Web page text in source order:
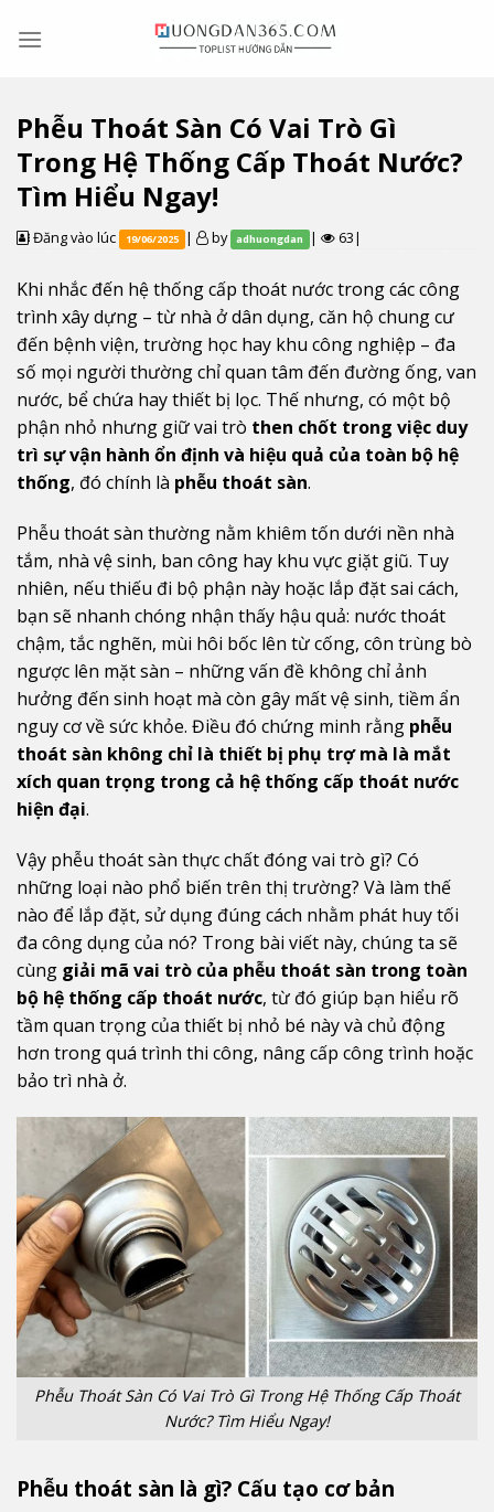
Phễu Thoát Sàn Có Vai Trò Gì
Trong Hệ Thống Cấp Thoát Nước?
Tìm Hiểu Ngay!
Đăng vào lúc 19/06/2025 | by adhuongdan | 63|
Khi nhắc đến hệ thống cấp thoát nước trong các công
trình xây dựng – từ nhà ở dân dụng, căn hộ chung cư
đến bệnh viện, trường học hay khu công nghiệp – đa
số mọi người thường chỉ quan tâm đến đường ống, van
nước, bể chứa hay thiết bị lọc. Thế nhưng, có một bộ
phận nhỏ nhưng giữ vai trò then chốt trong việc duy
trì sự vận hành ổn định và hiệu quả của toàn bộ hệ
thống, đó chính là phễu thoát sàn.
Phễu thoát sàn thường nằm khiêm tốn dưới nền nhà
tắm, nhà vệ sinh, ban công hay khu vực giặt giũ. Tuy
nhiên, nếu thiếu đi bộ phận này hoặc lắp đặt sai cách,
bạn sẽ nhanh chóng nhận thấy hậu quả: nước thoát
chậm, tắc nghẽn, mùi hôi bốc lên từ cống, côn trùng bò
ngược lên mặt sàn – những vấn đề không chỉ ảnh
hưởng đến sinh hoạt mà còn gây mất vệ sinh, tiềm ẩn
nguy cơ về sức khỏe. Điều đó chứng minh rằng phễu
thoát sàn không chỉ là thiết bị phụ trợ mà là mắt
xích quan trọng trong cả hệ thống cấp thoát nước
hiện đại.
Vậy phễu thoát sàn thực chất đóng vai trò gì? Có
những loại nào phổ biến trên thị trường? Và làm thế
nào để lắp đặt, sử dụng đúng cách nhằm phát huy tối
đa công dụng của nó? Trong bài viết này, chúng ta sẽ
cùng giải mã vai trò của phễu thoát sàn trong toàn
bộ hệ thống cấp thoát nước, từ đó giúp bạn hiểu rõ
tầm quan trọng của thiết bị nhỏ bé này và chủ động
hơn trong quá trình thi công, nâng cấp công trình hoặc
bảo trì nhà ở.
Phễu Thoát Sàn Có Vai Trò Gì Trong Hệ Thống Cấp Thoát
Nước? Tìm Hiểu Ngay!
Phễu thoát sàn là gì? Cấu tạo cơ bản